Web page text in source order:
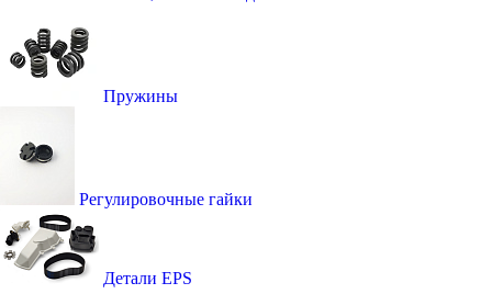
Пружины
Регулировочные гайки
Детали EPS